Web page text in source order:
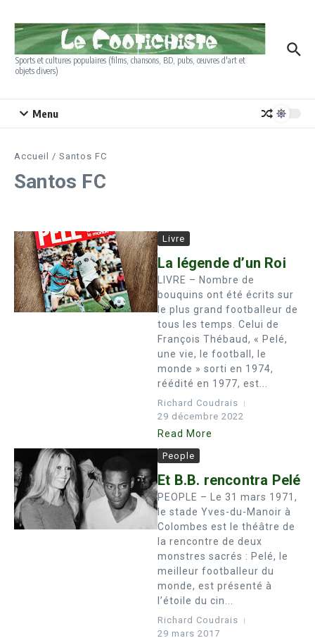
Sports et cultures populaires (films, chansons, BD, pubs, œuvres d'art et
objets divers)
Menu
Accueil / Santos FC
Santos FC
Livre
La légende d’un Roi
LIVRE – Nombre de
bouquins ont été écrits sur
le plus grand footballeur de
tous les temps. Celui de
François Thébaud, « Pelé,
une vie, le football, le
monde » sorti en 1974,
réédité en 1977, est...
Richard Coudrais
29 décembre 2022
Read More
People
Et B.B. rencontra Pelé
PEOPLE – Le 31 mars 1971,
le stade Yves-du-Manoir à
Colombes est le théâtre de
la rencontre de deux
monstres sacrés : Pelé, le
meilleur footballeur du
monde, est présenté à
l’étoile du cin...
Richard Coudrais
29 mars 2017